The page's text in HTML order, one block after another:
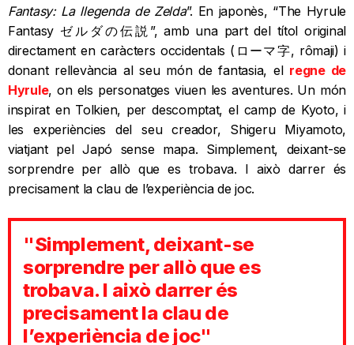
Fantasy: La llegenda de Zelda”. En japonès, “The Hyrule
Fantasy ゼルダの伝説”, amb una part del títol original
directament en caràcters occidentals (ローマ字, rômaji) i
donant rellevància al seu món de fantasia, el regne de
Hyrule, on els personatges viuen les aventures. Un món
inspirat en Tolkien, per descomptat, el camp de Kyoto, i
les experiències del seu creador, Shigeru Miyamoto,
viatjant pel Japó sense mapa. Simplement, deixant-se
sorprendre per allò que es trobava. I això darrer és
precisament la clau de l’experiència de joc.
"Simplement, deixant-se
sorprendre per allò que es
trobava. I això darrer és
precisament la clau de
l’experiència de joc"